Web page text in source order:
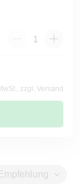
zzgl. Versand
Empfehlung